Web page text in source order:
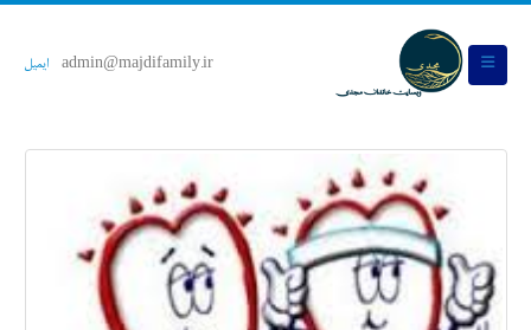
admin@majdifamily.ir ایمیل